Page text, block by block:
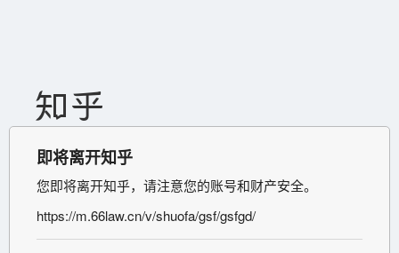
即将离开知乎
您即将离开知乎，请注意您的账号和财产安全。
https://m.66law.cn/v/shuofa/gsf/gsfgd/